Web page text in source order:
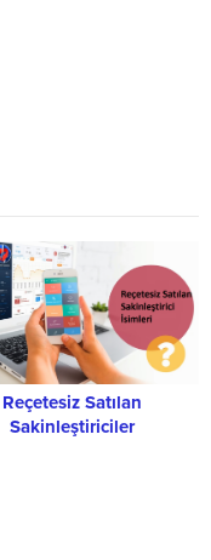
Reçetesiz Satılan
Sakinleştiriciler